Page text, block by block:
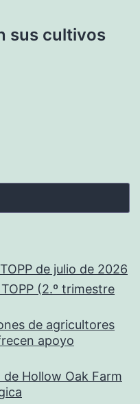
sus cultivos
de julio de 2026
(2.º trimestre
de agricultores
apoyo
Hollow Oak Farm